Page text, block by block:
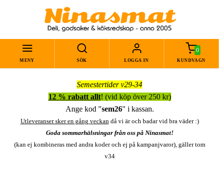
MENY SÖK LOGGA IN
0
KUNDVAGN
Semestertider v29-34
12 % rabatt allt! (vid köp över 250 kr)
Ange kod "sem26" i kassan.
Utleveranser sker en gång veckandå vi är och badar vid bra väder :)
Goda sommarhälsningar från oss på Ninasmat!
(kan ej kombineras med andra koder och ej på kampanjvaror), gäller tom
v34